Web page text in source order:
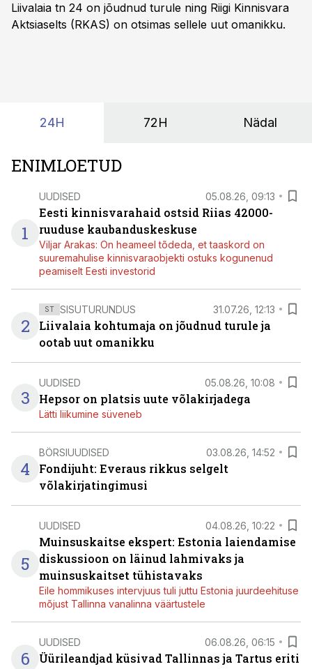
Liivalaia tn 24 on jõudnud turule ning Riigi Kinnisvara
Aktsiaselts (RKAS) on otsimas sellele uut omanikku.
24H 72H Nädal
ENIMLOETUD
1
UUDISED 05.08.26, 09:13
Eesti kinnisvarahaid ostsid Riias 42000-
ruuduse kaubanduskeskuse
Viljar Arakas: On heameel tõdeda, et taaskord on
suuremahulise kinnisvaraobjekti ostuks kogunenud
peamiselt Eesti investorid
2
ST SISUTURUNDUS 31.07.26, 12:13
Liivalaia kohtumaja on jõudnud turule ja
ootab uut omanikku
3
UUDISED 05.08.26, 10:08
Hepsor on platsis uute võlakirjadega
Lätti liikumine süveneb
4
BÖRSIUUDISED 03.08.26, 14:52
Fondijuht: Everaus rikkus selgelt
võlakirjatingimusi
5
UUDISED 04.08.26, 10:22
Muinsuskaitse ekspert: Estonia laiendamise
diskussioon on läinud lahmivaks ja
muinsuskaitset tühistavaks
Eile hommikuses intervjuus tuli juttu Estonia juurdeehituse
mõjust Tallinna vanalinna väärtustele
6
UUDISED 06.08.26, 06:15
Üürileandjad küsivad Tallinnas ja Tartus eriti